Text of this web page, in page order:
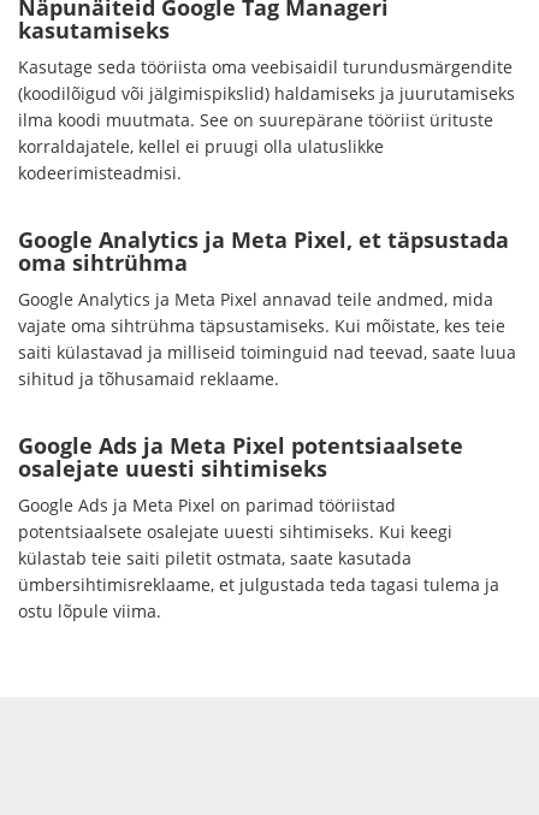
Näpunäiteid Google Tag Manageri
kasutamiseks
Kasutage seda tööriista oma veebisaidil turundusmärgendite
(koodilõigud või jälgimispikslid) haldamiseks ja juurutamiseks
ilma koodi muutmata. See on suurepärane tööriist ürituste
korraldajatele, kellel ei pruugi olla ulatuslikke
kodeerimisteadmisi.
Google Analytics ja Meta Pixel, et täpsustada
oma sihtrühma
Google Analytics ja Meta Pixel annavad teile andmed, mida
vajate oma sihtrühma täpsustamiseks. Kui mõistate, kes teie
saiti külastavad ja milliseid toiminguid nad teevad, saate luua
sihitud ja tõhusamaid reklaame.
Google Ads ja Meta Pixel potentsiaalsete
osalejate uuesti sihtimiseks
Google Ads ja Meta Pixel on parimad tööriistad
potentsiaalsete osalejate uuesti sihtimiseks. Kui keegi
külastab teie saiti piletit ostmata, saate kasutada
ümbersihtimisreklaame, et julgustada teda tagasi tulema ja
ostu lõpule viima.